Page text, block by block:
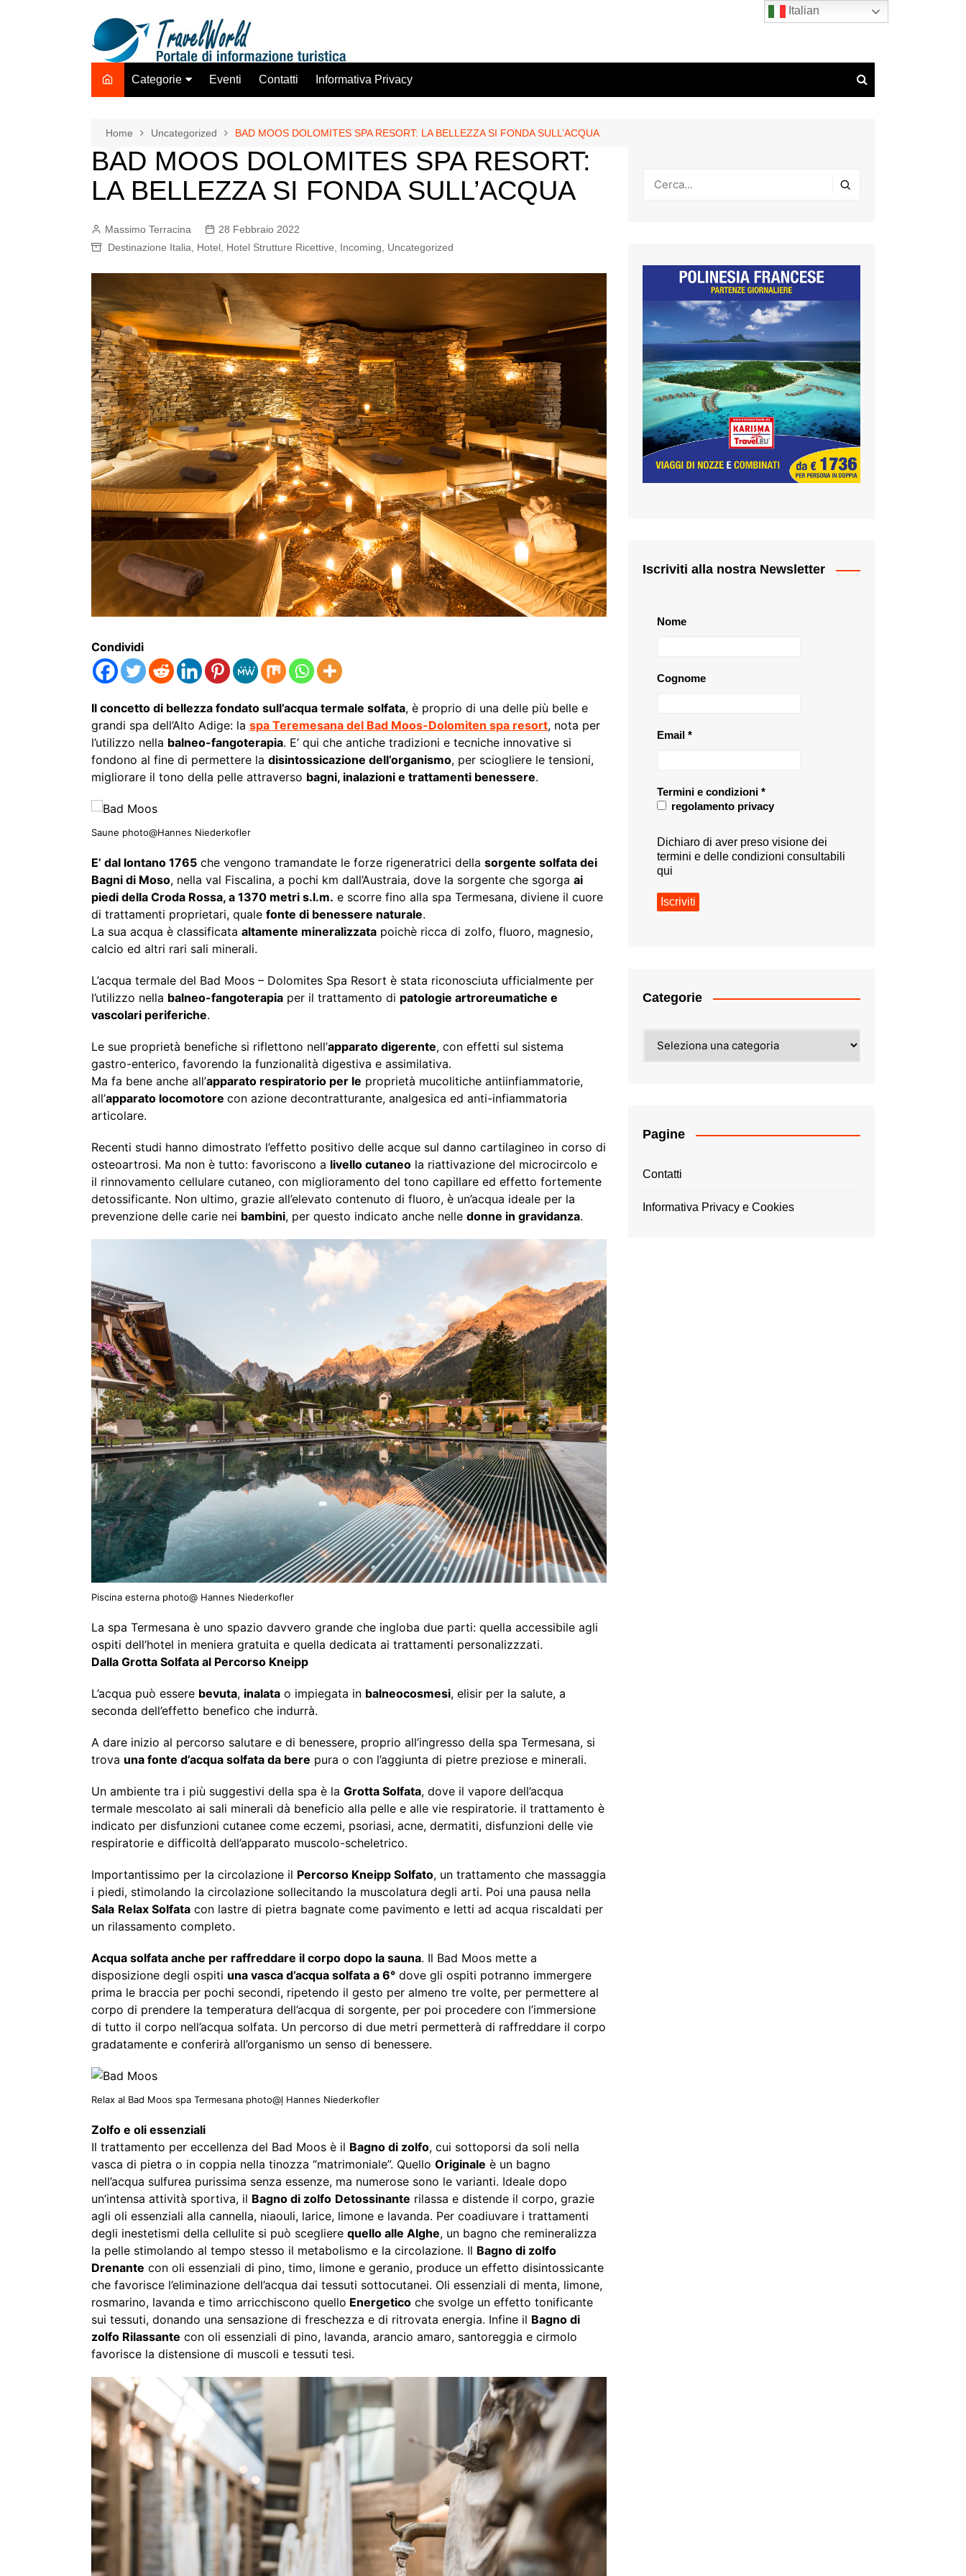
Categorie
Destinazione Italia
TO ADV OLTA
Trasporti
Hotel Strutture Ricettive
Istituzioni Associazioni
Tecnologie Mercato
Eventi Contatti Informativa Privacy
Home Uncategorized BAD MOOS DOLOMITES SPA RESORT: LA BELLEZZA SI FONDA SULL’ACQUA
BAD MOOS DOLOMITES SPA RESORT:
LA BELLEZZA SI FONDA SULL’ACQUA
Massimo Terracina
28 Febbraio 2022
Destinazione Italia
Hotel Hotel Strutture Ricettive Incoming Uncategorized
Condividi
Il concetto di bellezza fondato sull’acqua termale solfata, è proprio di una delle più belle e
grandi spa dell’Alto Adige: la spa Teremesana del Bad Moos-Dolomiten spa resort, nota per
l’utilizzo nella balneo-fangoterapia. E’ qui che antiche tradizioni e tecniche innovative si
fondono al fine di permettere la disintossicazione dell’organismo, per sciogliere le tensioni,
migliorare il tono della pelle attraverso bagni, inalazioni e trattamenti benessere.
Saune photo@Hannes Niederkofler
E’ dal lontano 1765 che vengono tramandate le forze rigeneratrici della sorgente solfata dei
Bagni di Moso, nella val Fiscalina, a pochi km dall’Austraia, dove la sorgente che sgorga ai
piedi della Croda Rossa, a 1370 metri s.l.m. e scorre fino alla spa Termesana, diviene il cuore
di trattamenti proprietari, quale fonte di benessere naturale.
La sua acqua è classificata altamente mineralizzata poichè ricca di zolfo, fluoro, magnesio,
calcio ed altri rari sali minerali.
L’acqua termale del Bad Moos – Dolomites Spa Resort è stata riconosciuta ufficialmente per
l’utilizzo nella balneo-fangoterapia per il trattamento di patologie artroreumatiche e
vascolari periferiche.
Le sue proprietà benefiche si riflettono nell’apparato digerente, con effetti sul sistema
gastro-enterico, favorendo la funzionalità digestiva e assimilativa.
Ma fa bene anche all’apparato respiratorio per le proprietà mucolitiche antiinfiammatorie,
all’apparato locomotore con azione decontratturante, analgesica ed anti-infiammatoria
articolare.
Recenti studi hanno dimostrato l’effetto positivo delle acque sul danno cartilagineo in corso di
osteoartrosi. Ma non è tutto: favoriscono a livello cutaneo la riattivazione del microcircolo e
il rinnovamento cellulare cutaneo, con miglioramento del tono capillare ed effetto fortemente
detossificante. Non ultimo, grazie all’elevato contenuto di fluoro, è un’acqua ideale per la
prevenzione delle carie nei bambini, per questo indicato anche nelle donne in gravidanza.
Piscina esterna photo@ Hannes Niederkofler
La spa Termesana è uno spazio davvero grande che ingloba due parti: quella accessibile agli
ospiti dell’hotel in meniera gratuita e quella dedicata ai trattamenti personalizzzati.
Dalla Grotta Solfata al Percorso Kneipp
L’acqua può essere bevuta, inalata o impiegata in balneocosmesi, elisir per la salute, a
seconda dell’effetto benefico che indurrà.
A dare inizio al percorso salutare e di benessere, proprio all’ingresso della spa Termesana, si
trova una fonte d’acqua solfata da bere pura o con l’aggiunta di pietre preziose e minerali.
Un ambiente tra i più suggestivi della spa è la Grotta Solfata, dove il vapore dell’acqua
termale mescolato ai sali minerali dà beneficio alla pelle e alle vie respiratorie. il trattamento è
indicato per disfunzioni cutanee come eczemi, psoriasi, acne, dermatiti, disfunzioni delle vie
respiratorie e difficoltà dell’apparato muscolo-scheletrico.
Importantissimo per la circolazione il Percorso Kneipp Solfato, un trattamento che massaggia
i piedi, stimolando la circolazione sollecitando la muscolatura degli arti. Poi una pausa nella
Sala Relax Solfata con lastre di pietra bagnate come pavimento e letti ad acqua riscaldati per
un rilassamento completo.
Acqua solfata anche per raffreddare il corpo dopo la sauna. Il Bad Moos mette a
disposizione degli ospiti una vasca d’acqua solfata a 6° dove gli ospiti potranno immergere
prima le braccia per pochi secondi, ripetendo il gesto per almeno tre volte, per permettere al
corpo di prendere la temperatura dell’acqua di sorgente, per poi procedere con l’immersione
di tutto il corpo nell’acqua solfata. Un percorso di due metri permetterà di raffreddare il corpo
gradatamente e conferirà all’organismo un senso di benessere.
Relax al Bad Moos spa Termesana photo@ļ Hannes Niederkofler
Zolfo e oli essenziali
Il trattamento per eccellenza del Bad Moos è il Bagno di zolfo, cui sottoporsi da soli nella
vasca di pietra o in coppia nella tinozza “matrimoniale”. Quello Originale è un bagno
nell’acqua sulfurea purissima senza essenze, ma numerose sono le varianti. Ideale dopo
un’intensa attività sportiva, il Bagno di zolfo Detossinante rilassa e distende il corpo, grazie
agli oli essenziali alla cannella, niaouli, larice, limone e lavanda. Per coadiuvare i trattamenti
degli inestetismi della cellulite si può scegliere quello alle Alghe, un bagno che remineralizza
la pelle stimolando al tempo stesso il metabolismo e la circolazione. Il Bagno di zolfo
Drenante con oli essenziali di pino, timo, limone e geranio, produce un effetto disintossicante
che favorisce l’eliminazione dell’acqua dai tessuti sottocutanei. Oli essenziali di menta, limone,
rosmarino, lavanda e timo arricchiscono quello Energetico che svolge un effetto tonificante
sui tessuti, donando una sensazione di freschezza e di ritrovata energia. Infine il Bagno di
zolfo Rilassante con oli essenziali di pino, lavanda, arancio amaro, santoreggia e cirmolo
favorisce la distensione di muscoli e tessuti tesi.
Iscriviti alla nostra Newsletter
Nome
Cognome
Email *
Termini e condizioni *
regolamento privacy
Dichiaro di aver preso visione dei
termini e delle condizioni consultabili
qui
Categorie
Pagine
Contatti
Informativa Privacy e Cookies
Italian